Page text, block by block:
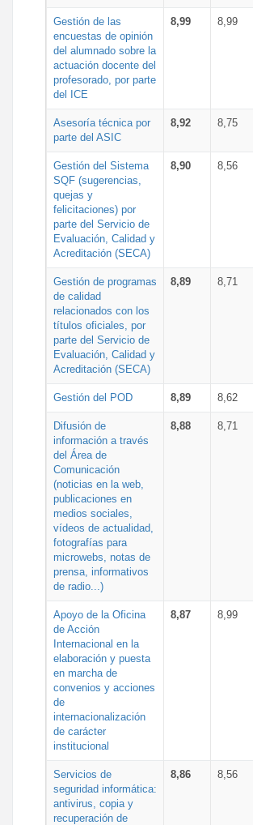
Gestión de las
encuestas de opinión
del alumnado sobre la
actuación docente del
profesorado, por parte
del ICE
8,99 8,99
Asesoría técnica por
parte del ASIC
8,92 8,75
Gestión del Sistema
SQF (sugerencias,
quejas y
felicitaciones) por
parte del Servicio de
Evaluación, Calidad y
Acreditación (SECA)
8,90 8,56
Gestión de programas
de calidad
relacionados con los
títulos oficiales, por
parte del Servicio de
Evaluación, Calidad y
Acreditación (SECA)
8,89 8,71
Gestión del POD 8,89 8,62
Difusión de
información a través
del Área de
Comunicación
(noticias en la web,
publicaciones en
medios sociales,
vídeos de actualidad,
fotografías para
microwebs, notas de
prensa, informativos
de radio...)
8,88 8,71
Apoyo de la Oficina
de Acción
Internacional en la
elaboración y puesta
en marcha de
convenios y acciones
de
internacionalización
de carácter
institucional
8,87 8,99
Servicios de
seguridad informática:
antivirus, copia y
recuperación de
8,86 8,56